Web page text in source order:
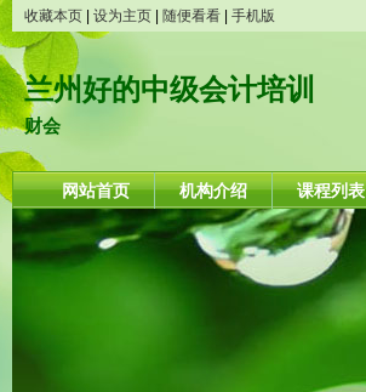
收藏本页 设为主页 随便看看 手机版
兰州好的中级会计培训
财会
网站首页 机构介绍 课程列表